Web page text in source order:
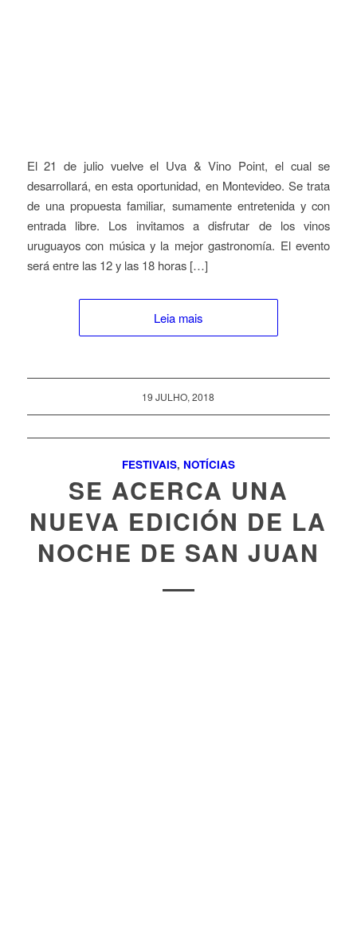
El 21 de julio vuelve el Uva & Vino Point, el cual se
desarrollará, en esta oportunidad, en Montevideo. Se trata
de una propuesta familiar, sumamente entretenida y con
entrada libre. Los invitamos a disfrutar de los vinos
uruguayos con música y la mejor gastronomía. El evento
será entre las 12 y las 18 horas […]
Leia mais
19 JULHO, 2018
FESTIVAIS, NOTÍCIAS
SE ACERCA UNA
NUEVA EDICIÓN DE LA
NOCHE DE SAN JUAN